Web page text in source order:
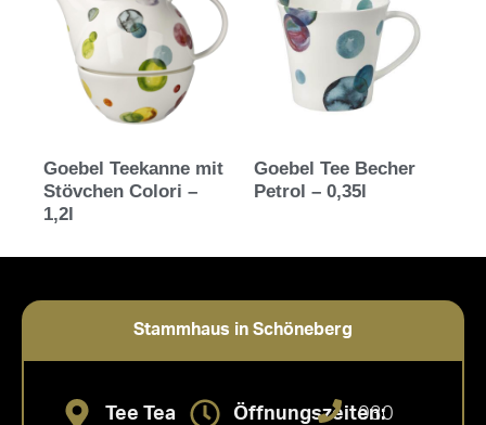
Goebel Teekanne mit
Stövchen Colori –
1,2l
Goebel Tee Becher
Petrol – 0,35l
Stammhaus in Schöneberg
Tee Tea
Öffnungszeiten:
030